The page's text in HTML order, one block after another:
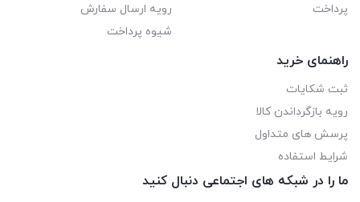
پرداخت
رویه ارسال سفارش
شیوه پرداخت
راهنمای خرید
ثبت شکایات
رویه بازگرداندن کالا
پرسش های متداول
شرایط استفاده
ما را در شبکه های اجتماعی دنبال کنید